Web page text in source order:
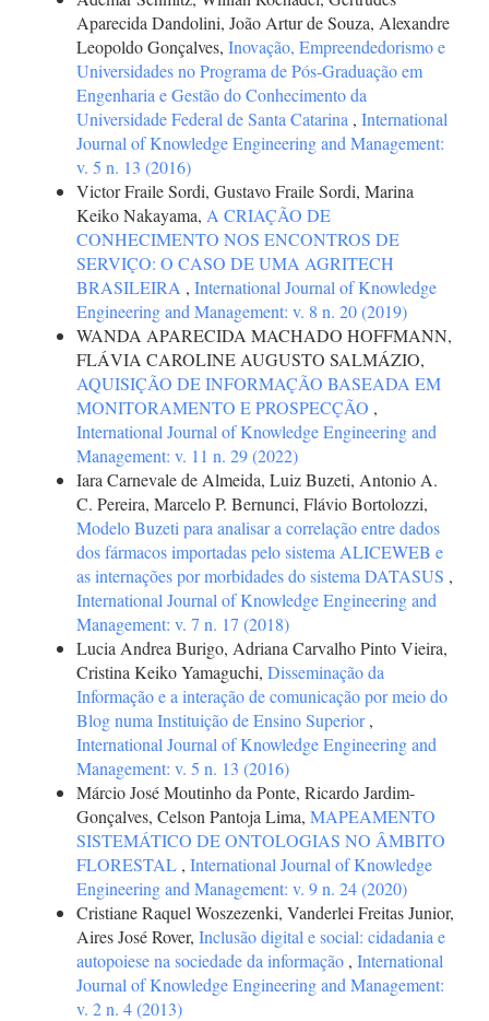
Aparecida Dandolini, João Artur de Souza, Alexandre
Leopoldo Gonçalves, Inovação, Empreendedorismo e
Universidades no Programa de Pós-Graduação em
Engenharia e Gestão do Conhecimento da
Universidade Federal de Santa Catarina , International
Journal of Knowledge Engineering and Management:
v. 5 n. 13 (2016)
Victor Fraile Sordi, Gustavo Fraile Sordi, Marina
Keiko Nakayama, A CRIAÇÃO DE
CONHECIMENTO NOS ENCONTROS DE
SERVIÇO: O CASO DE UMA AGRITECH
BRASILEIRA , International Journal of Knowledge
Engineering and Management: v. 8 n. 20 (2019)
WANDA APARECIDA MACHADO HOFFMANN,
FLÁVIA CAROLINE AUGUSTO SALMÁZIO,
AQUISIÇÃO DE INFORMAÇÃO BASEADA EM
MONITORAMENTO E PROSPECÇÃO ,
International Journal of Knowledge Engineering and
Management: v. 11 n. 29 (2022)
Iara Carnevale de Almeida, Luiz Buzeti, Antonio A.
C. Pereira, Marcelo P. Bernunci, Flávio Bortolozzi,
Modelo Buzeti para analisar a correlação entre dados
dos fármacos importadas pelo sistema ALICEWEB e
as internações por morbidades do sistema DATASUS ,
International Journal of Knowledge Engineering and
Management: v. 7 n. 17 (2018)
Lucia Andrea Burigo, Adriana Carvalho Pinto Vieira,
Cristina Keiko Yamaguchi, Disseminação da
Informação e a interação de comunicação por meio do
Blog numa Instituição de Ensino Superior,
International Journal of Knowledge Engineering and
Management: v. 5 n. 13 (2016)
Márcio José Moutinho da Ponte, Ricardo Jardim-
Gonçalves, Celson Pantoja Lima, MAPEAMENTO
SISTEMÁTICO DE ONTOLOGIAS NO ÂMBITO
FLORESTAL , International Journal of Knowledge
Engineering and Management: v. 9 n. 24 (2020)
Cristiane Raquel Woszezenki, Vanderlei Freitas Junior,
Aires José Rover, Inclusão digital e social: cidadania e
autopoiese na sociedade da informação , International
Journal of Knowledge Engineering and Management:
v. 2 n. 4 (2013)